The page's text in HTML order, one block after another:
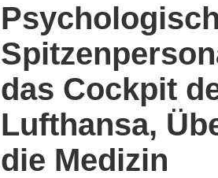
das Cockpit
Lufthansa,
die Medizin